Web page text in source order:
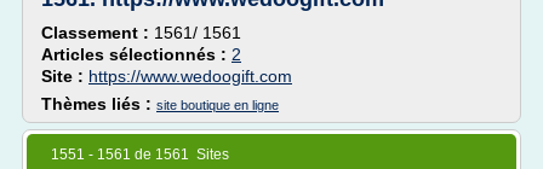
Classement : 1561/ 1561
Articles sélectionnés : 2
Site : https://www.wedoogift.com
Thèmes liés : site boutique en ligne
1551 - 1561 de 1561 Sites